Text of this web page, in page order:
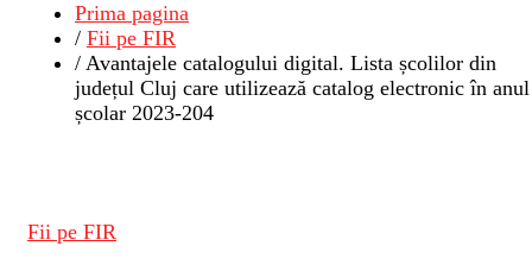
Prima pagina
/ Fii pe FIR
/ Avantajele catalogului digital. Lista școlilor din
județul Cluj care utilizează catalog electronic în anul
școlar 2023-204
Fii pe FIR